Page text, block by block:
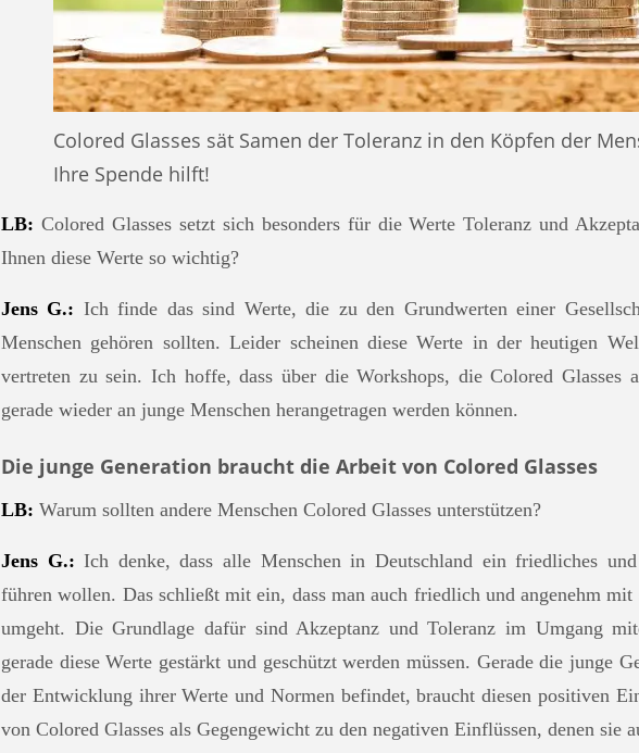
Colored Glasses sät Samen der Toleranz in den Köpfen der
Ihre Spende hilft!
LB: Colored Glasses setzt sich besonders für die Werte Toleranz und
Ihnen diese Werte so wichtig?
Jens G.: Ich finde das sind Werte, die zu den Grundwerten einer
Menschen gehören sollten. Leider scheinen diese Werte in der heutigen
vertreten zu sein. Ich hoffe, dass über die Workshops, die Colored Glasses
gerade wieder an junge Menschen herangetragen werden können.
Die junge Generation braucht die Arbeit von Colored Glasses
LB: Warum sollten andere Menschen Colored Glasses unterstützen?
Jens G.: Ich denke, dass alle Menschen in Deutschland ein friedliches und
führen wollen. Das schließt mit ein, dass man auch friedlich und angenehm mit
umgeht. Die Grundlage dafür sind Akzeptanz und Toleranz im Umgang
gerade diese Werte gestärkt und geschützt werden müssen. Gerade die junge
der Entwicklung ihrer Werte und Normen befindet, braucht diesen positiven
von Colored Glasses als Gegengewicht zu den negativen Einflüssen, denen sie